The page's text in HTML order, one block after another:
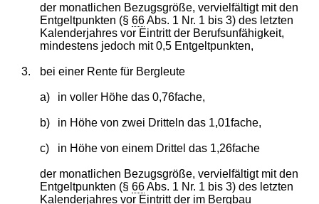
der monatlichen Bezugsgröße, vervielfältigt mit den
Entgeltpunkten (§ 66Abs. 1 Nr. 1 bis 3) des letzten
Kalenderjahres vor Eintritt der Berufsunfähigkeit,
mindestens jedoch mit 0,5 Entgeltpunkten,
3. bei einer Rente für Bergleute
a) in voller Höhe das 0,76fache,
b) in Höhe von zwei Dritteln das 1,01fache,
c) in Höhe von einem Drittel das 1,26fache
der monatlichen Bezugsgröße, vervielfältigt mit den
Entgeltpunkten (§ 66Abs. 1 Nr. 1 bis 3) des letzten
Kalenderjahres vor Eintritt der im Bergbau